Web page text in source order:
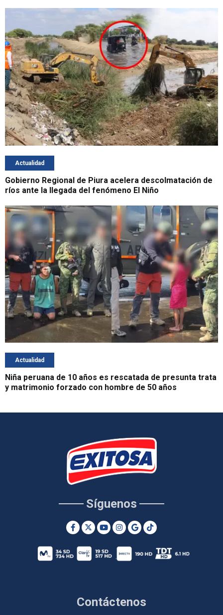
Actualidad
Gobierno Regional de Piura acelera descolmatación de
ríos ante la llegada del fenómeno El Niño
Actualidad
Niña peruana de 10 años es rescatada de presunta trata
y matrimonio forzado con hombre de 50 años
Contáctenos
Síguenos